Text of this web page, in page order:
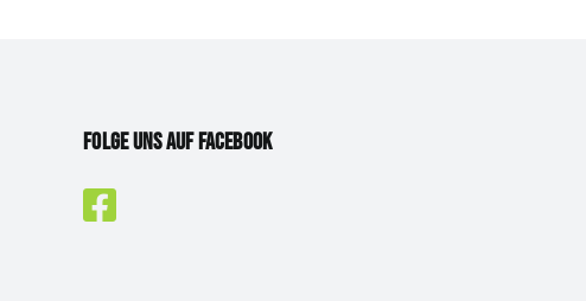
Folge uns auf Facebook